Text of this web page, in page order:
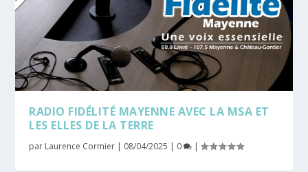
RADIO FIDÉLITÉ MAYENNE AVEC LA MSA ET
LES ELLES DE LA TERRE
par Laurence Cormier | 08/04/2025 | 0 |